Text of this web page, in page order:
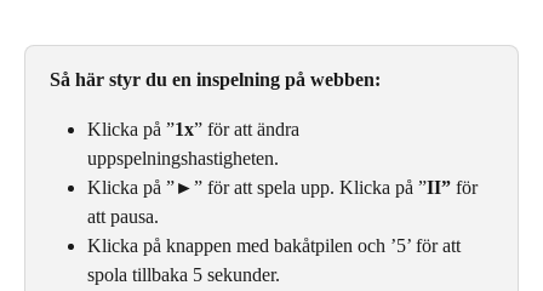
Så här styr du en inspelning på webben:
Klicka på ”1x” för att ändra
uppspelningshastigheten.
Klicka på ”►” för att spela upp. Klicka på ”II” för
att pausa.
Klicka på knappen med bakåtpilen och ’5’ för att
spola tillbaka 5 sekunder.